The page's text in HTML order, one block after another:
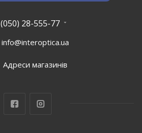
(050) 28-555-77
info@interoptica.ua
Адреси магазинів